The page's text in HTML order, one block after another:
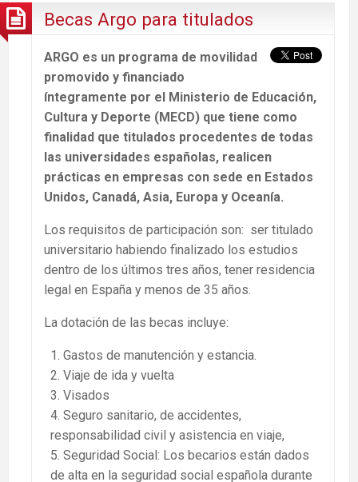
Becas Argo para titulados
ARGO es un programa de movilidad
promovido y financiado
íntegramente por el Ministerio de Educación,
Cultura y Deporte (MECD) que tiene como
finalidad que titulados procedentes de todas
las universidades españolas, realicen
prácticas en empresas con sede en Estados
Unidos, Canadá, Asia, Europa y Oceanía.
Los requisitos de participación son: ser titulado
universitario habiendo finalizado los estudios
dentro de los últimos tres años, tener residencia
legal en España y menos de 35 años.
La dotación de las becas incluye:
Gastos de manutención y estancia.
Viaje de ida y vuelta
Visados
Seguro sanitario, de accidentes,
responsabilidad civil y asistencia en viaje,
Seguridad Social: Los becarios están dados
de alta en la seguridad social española durante